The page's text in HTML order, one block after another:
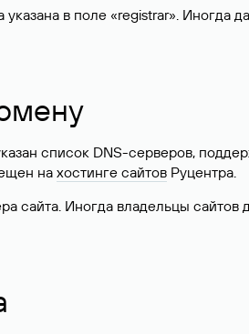
в поле «registrar». Иногда
список DNS-серверов,
на хостинге сайтов Руцентра.
сайта. Иногда владельцы